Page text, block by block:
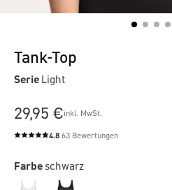
Tank-Top
Serie Light
29,95 €inkl. MwSt.
Durchschnittliche Bewertung von
4.8 63 Bewertungen
Farbeschwarz